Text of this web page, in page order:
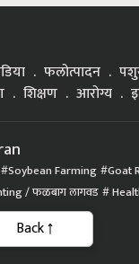
फलोत्पादन
शिक्षण आरोग्य
Soybean Farming Goat
/ फळबाग लागवड